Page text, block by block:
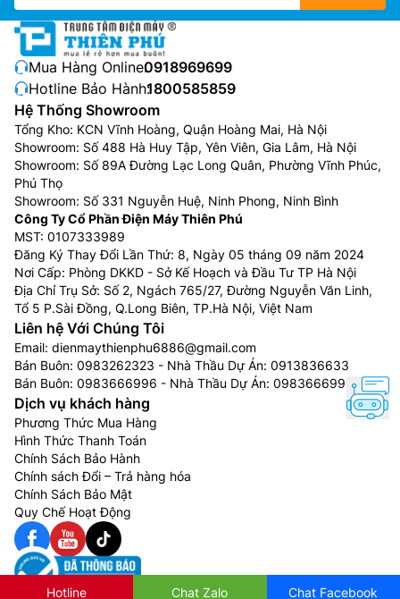
Mua Hàng Online:0918969699
Hotline Bảo Hành:1800585859
Hệ Thống Showroom
Tổng Kho: KCN Vĩnh Hoàng, Quận Hoàng Mai, Hà Nội
Showroom: Số 488 Hà Huy Tập, Yên Viên, Gia Lâm, Hà Nội
Showroom: Số 89A Đường Lạc Long Quân, Phường Vĩnh Phúc,
Phú Thọ
Showroom: Số 331 Nguyễn Huệ, Ninh Phong, Ninh Bình
Công Ty Cổ Phần Điện Máy Thiên Phú
MST: 0107333989
Đăng Ký Thay Đổi Lần Thứ: 8, Ngày 05 tháng 09 năm 2024
Nơi Cấp: Phòng DKKD - Sở Kế Hoạch và Đầu Tư TP Hà Nội
Địa Chỉ Trụ Sở: Số 2, Ngách 765/27, Đường Nguyễn Văn Linh,
Tổ 5 P.Sài Đồng, Q.Long Biên, TP.Hà Nội, Việt Nam
Liên hệ Với Chúng Tôi
Email: dienmaythienphu6886@gmail.com
Bán Buôn: 0983262323 - Nhà Thầu Dự Án: 0913836633
Bán Buôn: 0983666996 - Nhà Thầu Dự Án: 0983666996
Dịch vụ khách hàng
Phương Thức Mua Hàng
Hình Thức Thanh Toán
Chính Sách Bảo Hành
Chính sách Đổi – Trả hàng hóa
Chính Sách Bảo Mật
Quy Chế Hoạt Động
Hotline Chat Zalo Chat Facebook